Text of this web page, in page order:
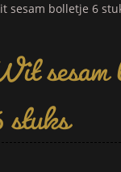
sesam bolletje 6